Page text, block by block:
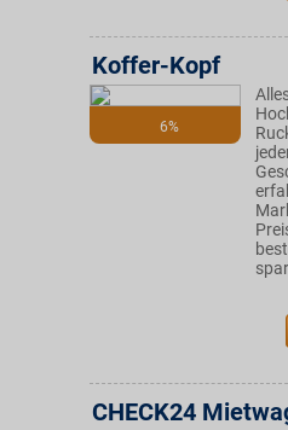
6%
Koffer-Kopf
CHECK24